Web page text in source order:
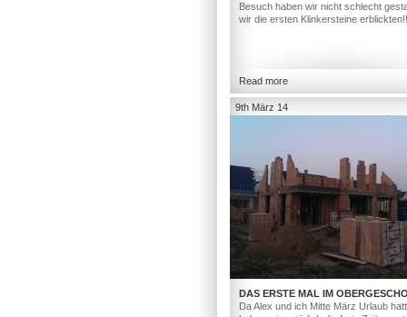
Besuch haben wir nicht schlecht
wir die ersten Klinkersteine
Read more
9th März 14
DAS ERSTE MAL IM
Da Alex und ich Mitte März Urlaub